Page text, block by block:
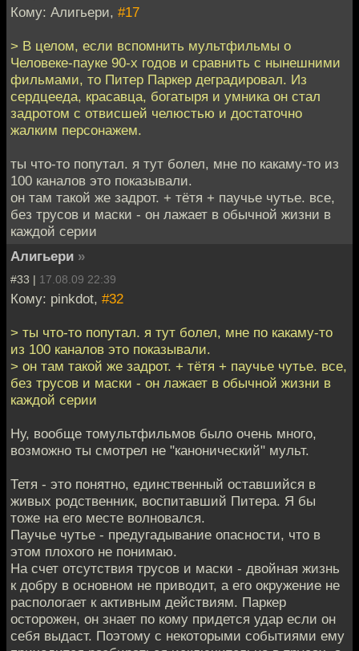
Кому: Алигьери, #17
> В целом, если вспомнить мультфильмы о
Человеке-пауке 90-х годов и сравнить с нынешними
фильмами, то Питер Паркер деградировал. Из
сердцееда, красавца, богатыря и умника он стал
задротом с отвисшей челюстью и достаточно
жалким персонажем.
ты что-то попутал. я тут болел, мне по какаму-то из
100 каналов это показывали.
он там такой же задрот. + тётя + паучье чутье. все,
без трусов и маски - он лажает в обычной жизни в
каждой серии
Алигьери »
#33 | 17.08.09 22:39
Кому: pinkdot, #32
> ты что-то попутал. я тут болел, мне по какаму-то
из 100 каналов это показывали.
> он там такой же задрот. + тётя + паучье чутье. все,
без трусов и маски - он лажает в обычной жизни в
каждой серии
Ну, вообще томультфильмов было очень много,
возможно ты смотрел не "канонический" мульт.
Тетя - это понятно, единственный оставшийся в
живых родственник, воспитавший Питера. Я бы
тоже на его месте волновался.
Паучье чутье - предугадывание опасности, что в
этом плохого не понимаю.
На счет отсутствия трусов и маски - двойная жизнь
к добру в основном не приводит, а его окружение не
распологает к активным действиям. Паркер
осторожен, он знает по кому придется удар если он
себя выдаст. Поэтому с некоторыми событиями ему